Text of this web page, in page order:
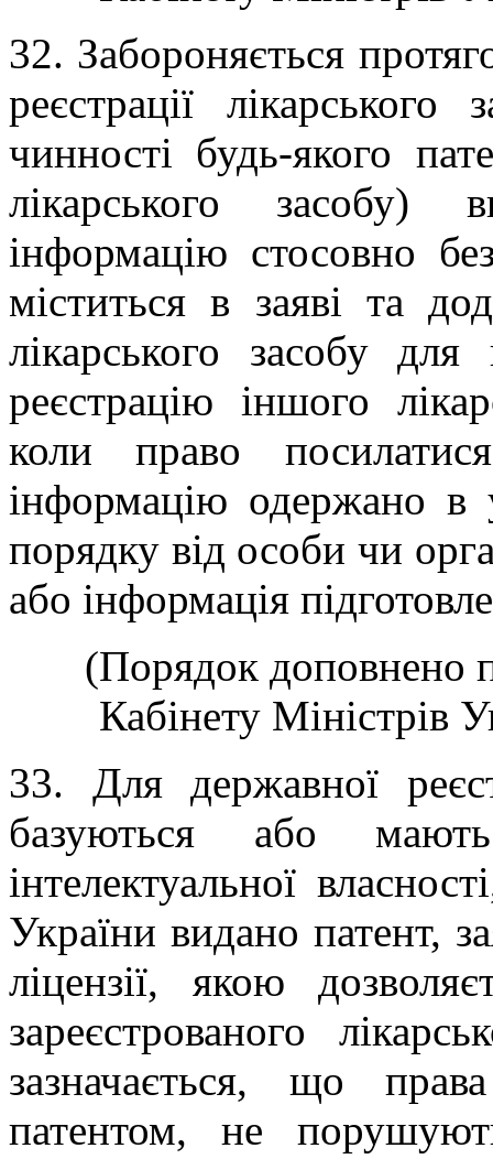
32. Забороняється
реєстрації
чинності будь-якого
лікарського засобу)
інформацію стосовно
міститься в заяві та
лікарського засобу
реєстрацію іншого
коли право
інформацію одержано в
порядку від особи чи
або інформація
(Порядок доповнено
Кабінету Міністрів
33. Для державної
базуються або
інтелектуальної
України видано патент,
ліцензії, якою
зареєстрованого
зазначається, що
патентом, не